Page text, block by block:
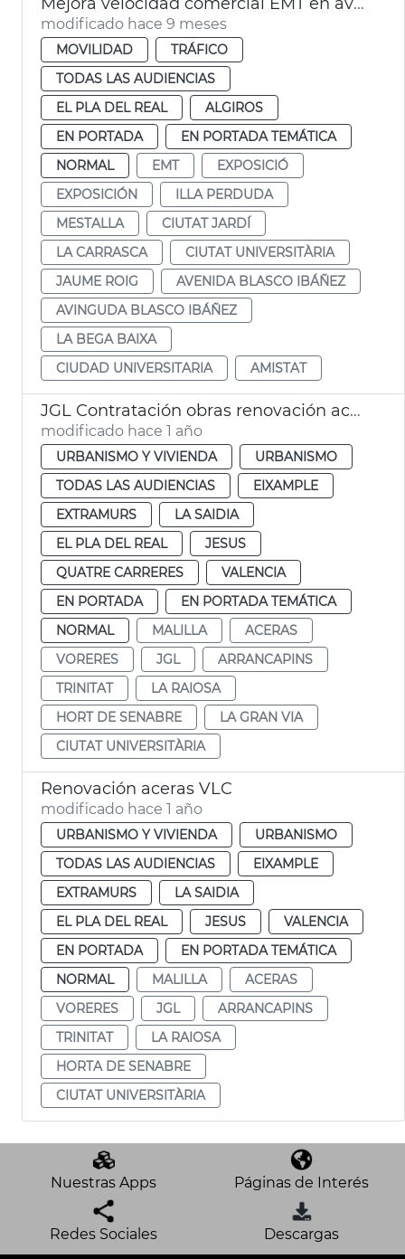
modificado hace 9 meses
MOVILIDAD
TRÁFICO
TODAS LAS AUDIENCIAS
EL PLA DEL REAL
ALGIROS
EN PORTADA
EN PORTADA TEMÁTICA
NORMAL
EMT
EXPOSICIÓ
EXPOSICIÓN
ILLA PERDUDA
MESTALLA
CIUTAT JARDÍ
LA CARRASCA
CIUTAT UNIVERSITÀRIA
JAUME ROIG
AVENIDA BLASCO IBÁÑEZ
AVINGUDA BLASCO IBÁÑEZ
LA BEGA BAIXA
CIUDAD UNIVERSITARIA
AMISTAT
JGL Contratación obras renovación aceras València
modificado hace 1 año
URBANISMO Y VIVIENDA
URBANISMO
TODAS LAS AUDIENCIAS
EIXAMPLE
EXTRAMURS
LA SAIDIA
EL PLA DEL REAL
JESUS
QUATRE CARRERES
VALENCIA
EN PORTADA
EN PORTADA TEMÁTICA
NORMAL
MALILLA
ACERAS
VORERES
JGL
ARRANCAPINS
TRINITAT
LA RAIOSA
HORT DE SENABRE
LA GRAN VIA
CIUTAT UNIVERSITÀRIA
Renovación aceras VLC
modificado hace 1 año
URBANISMO Y VIVIENDA
URBANISMO
TODAS LAS AUDIENCIAS
EIXAMPLE
EXTRAMURS
LA SAIDIA
EL PLA DEL REAL
JESUS
VALENCIA
EN PORTADA
EN PORTADA TEMÁTICA
NORMAL
MALILLA
ACERAS
VORERES
JGL
ARRANCAPINS
TRINITAT
LA RAIOSA
HORTA DE SENABRE
CIUTAT UNIVERSITÀRIA
Nuestras Apps Páginas de Interés
Redes Sociales Descargas